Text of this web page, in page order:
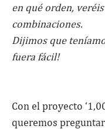
en qué orden,
combinaciones.
Dijimos que
fuera fácil!
Con el proyecto
queremos